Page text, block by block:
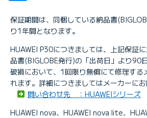
保証期間は、同梱している納品書
り1年間となります。
HUAWEI P30につきましては、上記保証
品書(BIGLOBE発行)の「出荷日」より90
破損において、1回限り無償にて修理する
れます。詳細につきましてはメーカーにお
問い合わせ先 ：HUAWEIシリーズ
HUAWEI nova、HUAWEI nova lite、